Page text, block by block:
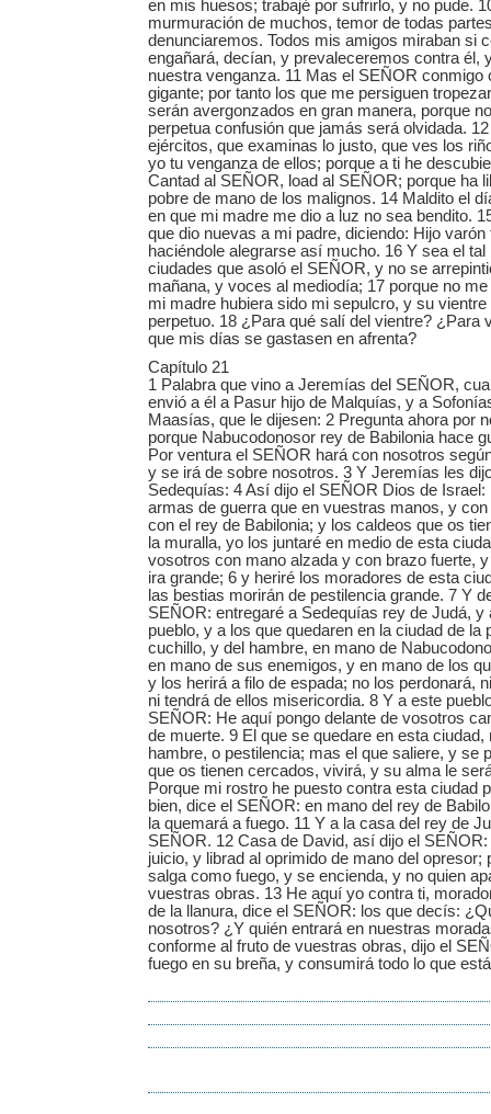
en mis huesos; trabajé por sufrirlo, y no pude.
murmuración de muchos, temor de todas
denunciaremos. Todos mis amigos miraban si
engañará, decían, y prevaleceremos contra él,
nuestra venganza. 11 Mas el SEÑOR conmigo
gigante; por tanto los que me persiguen
serán avergonzados en gran manera, porque
perpetua confusión que jamás será olvidada.
ejércitos, que examinas lo justo, que ves los
yo tu venganza de ellos; porque a ti he
Cantad al SEÑOR, load al SEÑOR; porque ha
pobre de mano de los malignos. 14 Maldito el
en que mi madre me dio a luz no sea bendito.
que dio nuevas a mi padre, diciendo: Hijo varón
haciéndole alegrarse así mucho. 16 Y sea el
ciudades que asoló el SEÑOR, y no se
mañana, y voces al mediodía; 17 porque no
mi madre hubiera sido mi sepulcro, y su
perpetuo. 18 ¿Para qué salí del vientre? ¿Para
que mis días se gastasen en afrenta?
Capítulo 21
1 Palabra que vino a Jeremías del SEÑOR,
envió a él a Pasur hijo de Malquías, y a
Maasías, que le dijesen: 2 Pregunta ahora por
porque Nabucodonosor rey de Babilonia hace
Por ventura el SEÑOR hará con nosotros
y se irá de sobre nosotros. 3 Y Jeremías les
Sedequías: 4 Así dijo el SEÑOR Dios de
armas de guerra que en vuestras manos, y
con el rey de Babilonia; y los caldeos que os
la muralla, yo los juntaré en medio de esta
vosotros con mano alzada y con brazo fuerte,
ira grande; 6 y heriré los moradores de esta
las bestias morirán de pestilencia grande. 7 Y
SEÑOR: entregaré a Sedequías rey de Judá,
pueblo, y a los que quedaren en la ciudad de la
cuchillo, y del hambre, en mano de
en mano de sus enemigos, y en mano de los
y los herirá a filo de espada; no los perdonará,
ni tendrá de ellos misericordia. 8 Y a este
SEÑOR: He aquí pongo delante de vosotros
de muerte. 9 El que se quedare en esta
hambre, o pestilencia; mas el que saliere, y se
que os tienen cercados, vivirá, y su alma le
Porque mi rostro he puesto contra esta ciudad
bien, dice el SEÑOR: en mano del rey de
la quemará a fuego. 11 Y a la casa del rey de
SEÑOR. 12 Casa de David, así dijo el
juicio, y librad al oprimido de mano del opresor;
salga como fuego, y se encienda, y no quien
vuestras obras. 13 He aquí yo contra ti,
de la llanura, dice el SEÑOR: los que decís:
nosotros? ¿Y quién entrará en nuestras
conforme al fruto de vuestras obras, dijo el
fuego en su breña, y consumirá todo lo que